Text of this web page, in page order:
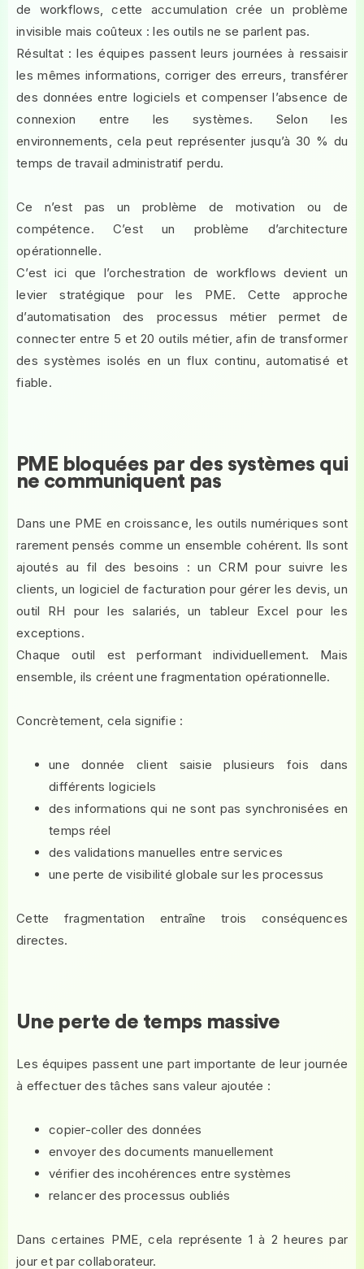
de workflows, cette accumulation crée un problème
invisible mais coûteux : les outils ne se parlent pas.
Résultat : les équipes passent leurs journées à ressaisir
les mêmes informations, corriger des erreurs, transférer
des données entre logiciels et compenser l’absence de
connexion entre les systèmes. Selon les
environnements, cela peut représenter jusqu’à 30 % du
temps de travail administratif perdu.
Ce n’est pas un problème de motivation ou de
compétence. C’est un problème d’architecture
opérationnelle.
C’est ici que l’orchestration de workflows devient un
levier stratégique pour les PME. Cette approche
d’automatisation des processus métier permet de
connecter entre 5 et 20 outils métier, afin de transformer
des systèmes isolés en un flux continu, automatisé et
fiable.
PME bloquées par des systèmes qui
ne communiquent pas
Dans une PME en croissance, les outils numériques sont
rarement pensés comme un ensemble cohérent. Ils sont
ajoutés au fil des besoins : un CRM pour suivre les
clients, un logiciel de facturation pour gérer les devis, un
outil RH pour les salariés, un tableur Excel pour les
exceptions.
Chaque outil est performant individuellement. Mais
ensemble, ils créent une fragmentation opérationnelle.
Concrètement, cela signifie :
une donnée client saisie plusieurs fois dans
différents logiciels
des informations qui ne sont pas synchronisées en
temps réel
des validations manuelles entre services
une perte de visibilité globale sur les processus
Cette fragmentation entraîne trois conséquences
directes.
Une perte de temps massive
Les équipes passent une part importante de leur journée
à effectuer des tâches sans valeur ajoutée :
copier-coller des données
envoyer des documents manuellement
vérifier des incohérences entre systèmes
relancer des processus oubliés
Dans certaines PME, cela représente 1 à 2 heures par
jour et par collaborateur.